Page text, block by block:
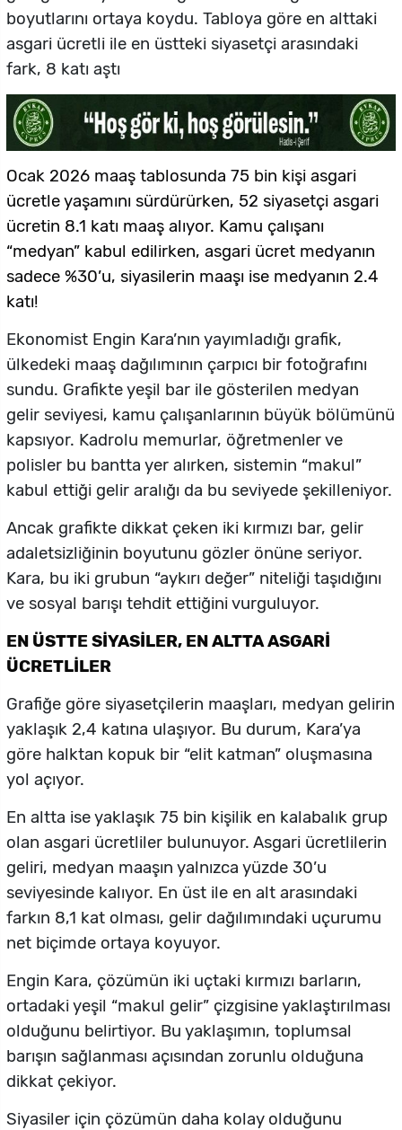
boyutlarını ortaya koydu. Tabloya göre en alttaki
asgari ücretli ile en üstteki siyasetçi arasındaki
fark, 8 katı aştı
Ocak 2026 maaş tablosunda 75 bin kişi asgari
ücretle yaşamını sürdürürken, 52 siyasetçi asgari
ücretin 8.1 katı maaş alıyor. Kamu çalışanı
“medyan” kabul edilirken, asgari ücret medyanın
sadece %30’u, siyasilerin maaşı ise medyanın 2.4
katı!
Ekonomist Engin Kara’nın yayımladığı grafik,
ülkedeki maaş dağılımının çarpıcı bir fotoğrafını
sundu. Grafikte yeşil bar ile gösterilen medyan
gelir seviyesi, kamu çalışanlarının büyük bölümünü
kapsıyor. Kadrolu memurlar, öğretmenler ve
polisler bu bantta yer alırken, sistemin “makul”
kabul ettiği gelir aralığı da bu seviyede şekilleniyor.
Ancak grafikte dikkat çeken iki kırmızı bar, gelir
adaletsizliğinin boyutunu gözler önüne seriyor.
Kara, bu iki grubun “aykırı değer” niteliği taşıdığını
ve sosyal barışı tehdit ettiğini vurguluyor.
EN ÜSTTE SİYASİLER, EN ALTTA ASGARİ
ÜCRETLİLER
Grafiğe göre siyasetçilerin maaşları, medyan gelirin
yaklaşık 2,4 katına ulaşıyor. Bu durum, Kara’ya
göre halktan kopuk bir “elit katman” oluşmasına
yol açıyor.
En altta ise yaklaşık 75 bin kişilik en kalabalık grup
olan asgari ücretliler bulunuyor. Asgari ücretlilerin
geliri, medyan maaşın yalnızca yüzde 30’u
seviyesinde kalıyor. En üst ile en alt arasındaki
farkın 8,1 kat olması, gelir dağılımındaki uçurumu
net biçimde ortaya koyuyor.
Engin Kara, çözümün iki uçtaki kırmızı barların,
ortadaki yeşil “makul gelir” çizgisine yaklaştırılması
olduğunu belirtiyor. Bu yaklaşımın, toplumsal
barışın sağlanması açısından zorunlu olduğuna
dikkat çekiyor.
Siyasiler için çözümün daha kolay olduğunu